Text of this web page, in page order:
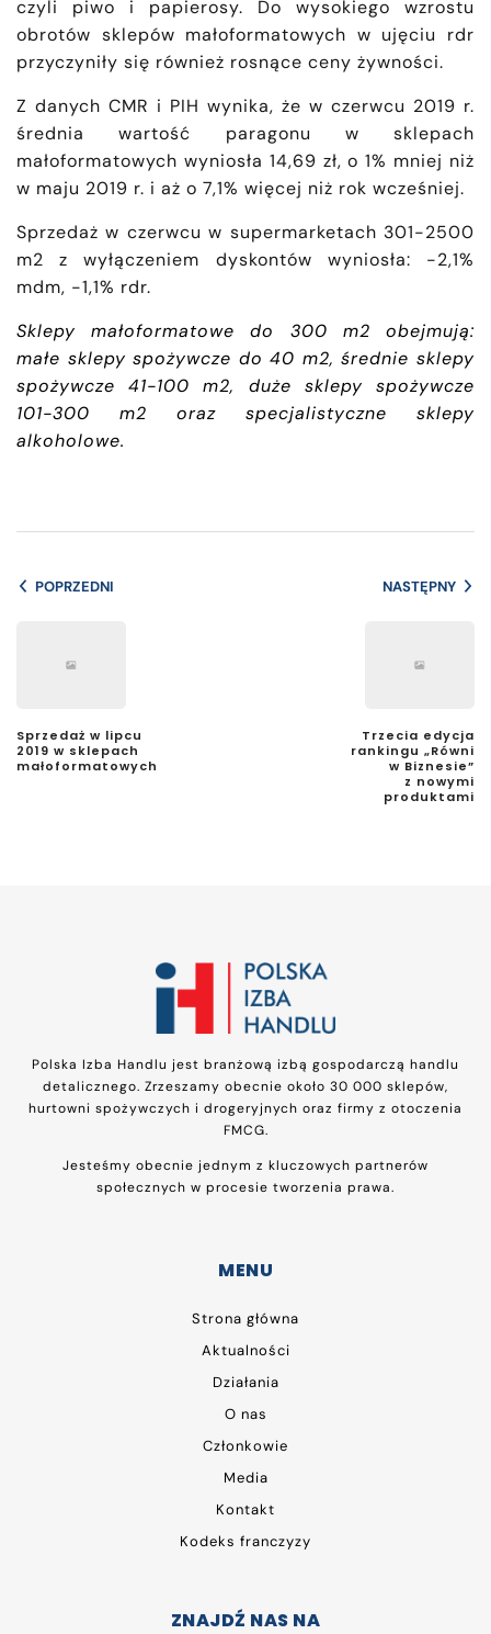
czyli piwo i papierosy. Do wysokiego wzrostu
obrotów sklepów małoformatowych w ujęciu rdr
przyczyniły się również rosnące ceny żywności.
Z danych CMR i PIH wynika, że w czerwcu 2019 r.
średnia wartość paragonu w sklepach
małoformatowych wyniosła 14,69 zł, o 1% mniej niż
w maju 2019 r. i aż o 7,1% więcej niż rok wcześniej.
Sprzedaż w czerwcu w supermarketach 301-2500
m2 z wyłączeniem dyskontów wyniosła: -2,1%
mdm, -1,1% rdr.
Sklepy małoformatowe do 300 m2 obejmują:
małe sklepy spożywcze do 40 m2, średnie sklepy
spożywcze 41-100 m2, duże sklepy spożywcze
101-300 m2 oraz specjalistyczne sklepy
alkoholowe.
POPRZEDNI
Sprzedaż w lipcu
2019 w sklepach
małoformatowych
NASTĘPNY
Trzecia edycja
rankingu „Równi
w Biznesie”
z nowymi
produktami
Polska Izba Handlu jest branżową izbą gospodarczą handlu
detalicznego. Zrzeszamy obecnie około 30 000 sklepów,
hurtowni spożywczych i drogeryjnych oraz firmy z otoczenia
FMCG.
Jesteśmy obecnie jednym z kluczowych partnerów
społecznych w procesie tworzenia prawa.
MENU
Strona główna
Aktualności
Działania
O nas
Członkowie
Media
Kontakt
Kodeks franczyzy
ZNAJDŹ NAS NA